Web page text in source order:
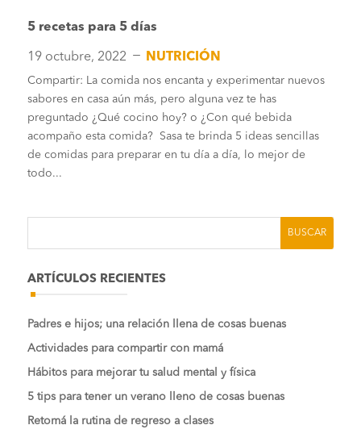
5 recetas para 5 días
19 octubre, 2022 K NUTRICIÓN
Compartir: La comida nos encanta y experimentar nuevos
sabores en casa aún más, pero alguna vez te has
preguntado ¿Qué cocino hoy? o ¿Con qué bebida
acompaño esta comida? Sasa te brinda 5 ideas sencillas
de comidas para preparar en tu día a día, lo mejor de
todo...
ARTÍCULOS RECIENTES
Padres e hijos; una relación llena de cosas buenas
Actividades para compartir con mamá
Hábitos para mejorar tu salud mental y física
5 tips para tener un verano lleno de cosas buenas
Retomá la rutina de regreso a clases